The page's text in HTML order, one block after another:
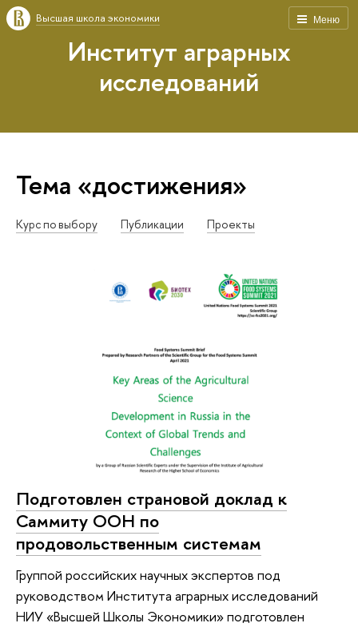
Меню
Высшая школа экономики
Институт аграрных
исследований
Тема «достижения»
Курс по выбору Публикации Проекты
Подготовлен страновой доклад к
Саммиту ООН по
продовольственным системам
Группой российских научных экспертов под
руководством Института аграрных исследований
НИУ «Высшей Школы Экономики» подготовлен